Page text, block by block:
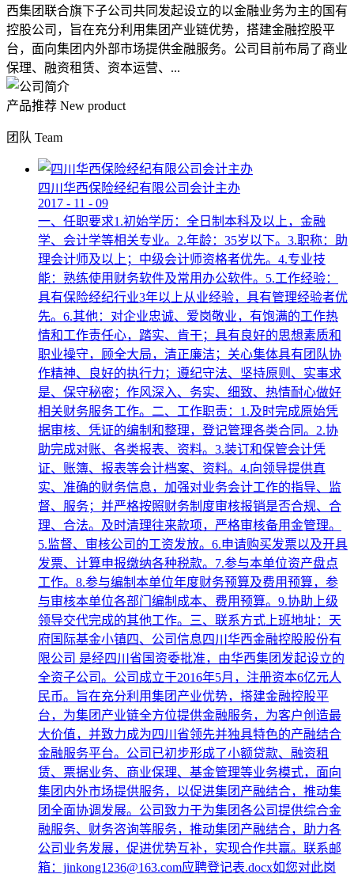
西集团联合旗下子公司共同发起设立的以金融业务为主的国有
控股公司，旨在充分利用集团产业链优势，搭建金融控股平
台，面向集团内外部市场提供金融服务。公司目前布局了商业
保理、融资租赁、资本运营、...
产品推荐 New product
团队 Team
四川华西保险经纪有限公司会计主办
2017 - 11 - 09
一、任职要求1.初始学历：全日制本科及以上，金融
学、会计学等相关专业。2.年龄：35岁以下。3.职称：助
理会计师及以上；中级会计师资格者优先。4.专业技
能：熟练使用财务软件及常用办公软件。5.工作经验：
具有保险经纪行业3年以上从业经验，具有管理经验者优
先。6.其他：对企业忠诚、爱岗敬业，有饱满的工作热
情和工作责任心，踏实、肯干；具有良好的思想素质和
职业操守，顾全大局，清正廉洁；关心集体具有团队协
作精神、良好的执行力；遵纪守法、坚持原则、实事求
是、保守秘密；作风深入、务实、细致、热情耐心做好
相关财务服务工作。二、工作职责：1.及时完成原始凭
据审核、凭证的编制和整理，登记管理各类合同。2.协
助完成对账、各类报表、资料。3.装订和保管会计凭
证、账簿、报表等会计档案、资料。4.向领导提供真
实、准确的财务信息，加强对业务会计工作的指导、监
督、服务；并严格按照财务制度审核报销是否合规、合
理、合法。及时清理往来款项，严格审核备用金管理。
5.监督、审核公司的工资发放。6.申请购买发票以及开具
发票、计算申报缴纳各种税款。7.参与本单位资产盘点
工作。8.参与编制本单位年度财务预算及费用预算，参
与审核本单位各部门编制成本、费用预算。9.协助上级
领导交代完成的其他工作。三、联系方式上班地址：天
府国际基金小镇四、公司信息四川华西金融控股股份有
限公司 是经四川省国资委批准，由华西集团发起设立的
全资子公司。公司成立于2016年5月，注册资本6亿元人
民币。旨在充分利用集团产业优势，搭建金融控股平
台，为集团产业链全方位提供金融服务，为客户创造最
大价值，并致力成为四川省领先并独具特色的产融结合
金融服务平台。公司已初步形成了小额贷款、融资租
赁、票据业务、商业保理、基金管理等业务模式，面向
集团内外市场提供服务，以促进集团产融结合，推动集
团全面协调发展。公司致力于为集团各公司提供综合金
融服务、财务咨询等服务，推动集团产融结合，助力各
公司业务发展，促进优势互补，实现合作共赢。联系邮
箱：jinkong1236@163.com应聘登记表.docx如您对此岗